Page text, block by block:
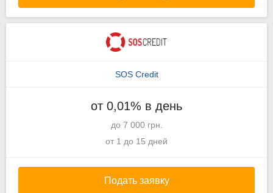
SOS Credit
от 0,01% в день
до 7 000 грн.
от 1 до 15 дней
Подать заявку